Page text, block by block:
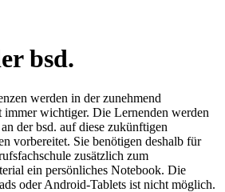
bsd.
werden in der zunehmend
wichtiger. Die Lernenden werden
der bsd. auf diese zukünftigen
vorbereitet. Sie benötigen deshalb für
zusätzlich zum
ein persönliches Notebook. Die
oder Android-Tablets ist nicht möglich.